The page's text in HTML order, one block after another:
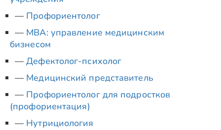
Профориентолог
MBA: управление медицинским
бизнесом
Дефектолог-психолог
Медицинский представитель
Профориентолог для подростков
(профориентация)
Нутрициология